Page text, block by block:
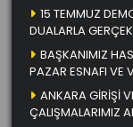
15 TEMMUZ
DUALARLA
BAŞKANIMIZ
PAZAR ESNAFI VE
ANKARA GİRİŞİ
ÇALIŞMALARIMIZ